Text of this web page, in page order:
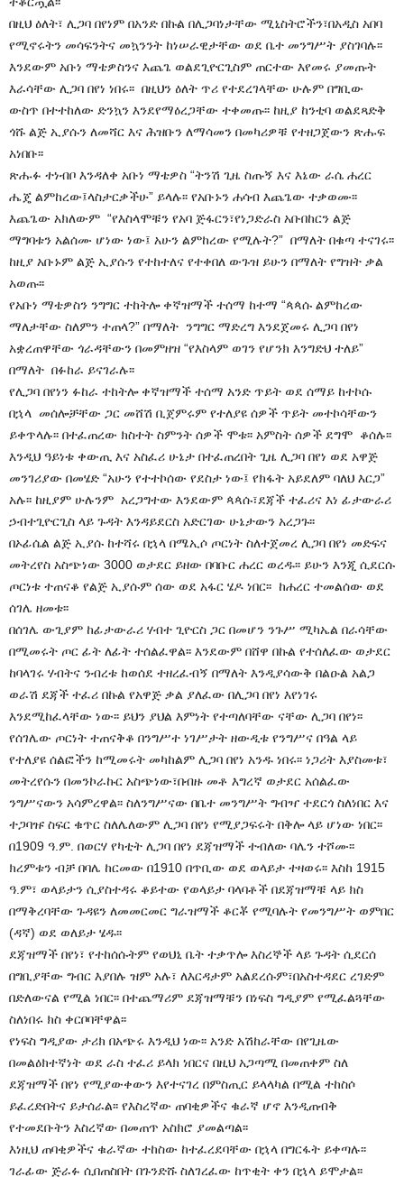
በዚህ ዕለት፣ ሊጋባ በየነም በአንድ በኩል በሊጋባነታቸው ሚኒስትሮችን፣በአዲስ አበባ
የሚኖሩትን መሳፍንትና መኳንንት ከነሠራዊታቸው ወደ ቤተ መንግሥት ያስገባሉ፡፡
እንደውም አቡነ ማቴዎስንና እጨጌ ወልደጊዮርጊስም ጠርተው እየመሩ ያመጡት
እራሳቸው ሊጋባ በየነ ነበሩ፡፡ በዚህን ዕለት ጥሪ የተደረገላቸው ሁሉም በግቢው
ውስጥ በተተከለው ድንኳን እንደየማዕረጋቸው ተቀመጡ፡፡ ከዚያ ከንቲባ ወልደጻድቅ
ጎሹ ልጅ ኢያሱን ለመሻር እና ሕዝቡን ለማሳመን በመካሪዎቹ የተዘጋጀውን ጽሑፍ
አነበቡ፡፡
ጽሑፉ ተነብቦ እንዳለቀ አቡነ ማቴዎስ “ትንሽ ጊዜ ስጡኝ እና እኔው ራሴ ሐረር
ሔጄ ልምከረው፤ላስታርቃችሁ” ይላሉ፡፡ የአቡኑን ሐሳብ እጨጌው ተቃወሙ፡፡
እጨጌው አክለውም “የእስላሞቹን የአባ ጅፋርን፣የነጋድራስ አቡበከርን ልጅ
ማግባቱን አልሰሙ ሆነው ነው፤ አሁን ልምከረው የሚሉት?” በማለት በቁጣ ተናገሩ፡፡
ከዚያ አቡኑም ልጅ ኢያሱን የተከተለና የተቀበለ ውጉዝ ይሁን በማለት የግዝት ቃል
አወጡ፡፡
የአቡነ ማቴዎስን ንግግር ተከትሎ ቀኛዝማች ተሰማ ከተማ “ጳጳሱ ልምከረው
ማለታቸው ስለምን ተጠላ?” በማለት ንግግር ማድረግ እንደጀመሩ ሊጋባ በየነ
አቋረጠዋቸው ጎራዳቸውን በመምዘዝ “የእስላም ወገን የሆንክ እንግድህ ተለይ”
በማለት በፉከራ ይናገራሉ፡፡
የሊጋባ በየነን ፉከራ ተከትሎ ቀኛዝማች ተሰማ አንድ ጥይት ወደ ሰማይ ከተኮሱ
በኋላ መሰሎቻቸው ጋር መሸሽ ቢጀምሩም የተለያዩ ሰዎች ጥይት መተኮሳቸውን
ይቀጥላሉ፡፡ በተፈጠረው ክስተት ስምንት ሰዎች ሞቱ፡፡ አምስት ሰዎች ደግሞ ቆሰሉ፡፡
እንዲህ ዓይነቱ ቀውጢ እና አስፈሪ ሁኔታ በተፈጠረበት ጊዜ ሊጋባ በየነ ወደ አዋጅ
መንገሪያው በመሄድ “አሁን የተተኮሰው የደስታ ነው፤ የክፋት አይደለም ባለህ እርጋ”
አሉ፡፡ ከዚያም ሁሉንም አረጋግተው እንደውም ጳጳሱ፣ደጃች ተፈሪና እነ ፊታውራሪ
ኃብተጊዮርጊስ ላይ ጉዳት እንዳይደርስ አድርገው ሁኔታውን አረጋጉ፡፡
በኦፊሴል ልጅ ኢያሱ ከተሻሩ በኋላ በሜኢሶ ጦርነት ስለተጀመረ ሊጋባ በየነ መድፍና
መትረየስ አስጭነው 3000 ወታደር ይዘው በባቡር ሐረር ወረዱ፡፡ ይሁን እንጂ ሲደርሱ
ጦርነቱ ተጠናቆ የልጅ ኢያሱም ሰው ወደ አፋር ሄዶ ነበር፡፡ ከሐረር ተመልሰው ወደ
ሰገሌ ዘመቱ፡፡
በሰገሌ ውጊያም ከፊታውራሪ ሃብተ ጊዮርስ ጋር በመሆን ንጉሥ ሚካኤል በራሳቸው
በሚመሩት ጦር ፊት ለፊት ተሰልፈዋል፡፡ እንደውም በሸዋ በኩል የተሰለፈው ወታደር
ከባላገሩ ሃብትና ንብረቱ ከወሰደ ተዘረፈብኝ በማለት እንዲያሳውቅ በልዑል አልጋ
ወራሽ ደጃች ተፈሪ በኩል የአዋጅ ቃል ያለፈው በሊጋባ በየነ እየነገሩ
እንደሚከፈላቸው ነው፡፡ ይህን ያህል እምነት የተጣለባቸው ናቸው ሊጋባ በየነ፡፡
የሰገሌው ጦርነት ተጠናቅቆ በንግሥተ ነገሥታት ዘውዲቱ የንግሥና በዓል ላይ
የተለያዩ ሰልፎችን ከሚመሩት መካከልም ሊጋባ በየነ አንዱ ነበሩ፡፡ ነጋሪት እያስመቱ፣
መትረየሱን በመንኮራኩር አስጭነው፣በብዙ መቶ እግረኛ ወታደር አሰልፈው
ንግሥናውን አሳምረዋል፡፡ ስለንግሥናው በቤተ መንግሥት ግብዣ ተደርጎ ስለነበር እና
ተጋባዡ ስፍር ቁጥር ስለሌለውም ሊጋባ በየነ የሚያጋፍሩት በቅሎ ላይ ሆነው ነበር፡፡
በ1909 ዓ.ም. በወርሃ የካቲት ሊጋባ በየነ ደጃዝማች ተብለው ባሌን ተሾሙ፡፡
ክረምቱን ብቻ በባሌ ከርመው በ1910 በጥቢው ወደ ወላይታ ተዛወሩ፡፡ እስከ 1915
ዓ.ም፣ ወላይታን ሲያስተዳሩ ቆይተው የወላይታ ባላባቶች በደጃዝማቹ ላይ ክስ
በማቅረባቸው ጉዳዩን ለመመርመር ግራዝማች ቆርቾ የሚባሉት የመንግሥት ወምበር
(ዳኛ) ወደ ወለይታ ሄዱ፡፡
ደጃዝማች በየነ፣ የተከሰሱትም የወህኒ ቤት ተቃጥሎ እስረኞች ላይ ጉዳት ሲደርሰ
በግቢያቸው ግብር እያበሉ ዝም አሉ፣ ለእርዳታም አልደረሱም፣በአስተዳደር ረገድም
በድለውናል የሚል ነበር፡፡ በተጨማሪም ደጃዝማቹን በነፍስ ግዲያም የሚፈልጓቸው
ስለነበሩ ክስ ቀርቦባቸዋል፡፡
የነፍስ ግዲያው ታሪክ በአጭሩ እንዲህ ነው፡፡ አንድ አሽከራቸው በየጊዜው
በመልዕክተኛነት ወደ ራስ ተፈሪ ይላክ ነበርና በዚህ አጋጣሚ በመጠቀም ስለ
ደጃዝማች በየነ የሚያውቀውን እየተናገረ በምስጢር ይላላካል በሚል ተከስሶ
ይፈረድበትና ይታሰራል፡፡ የእስረኛው ጠባቂዎችና ቁራኛ ሆኖ እንዲጠብቅ
የተመደቡትን እስረኛው በመጠጥ አስክሮ ያመልጣል፡፡
እነዚህ ጠባቂዎችና ቁራኛው ተከስው ከተፈረደባቸው በኋላ በግርፋት ይቀጣሉ፡፡
ገራፊው ጅራፉ ሲበጠስበት በጉንድሹ ስለገረፈው ከጥቂት ቀን በኋላ ይሞታል፡፡